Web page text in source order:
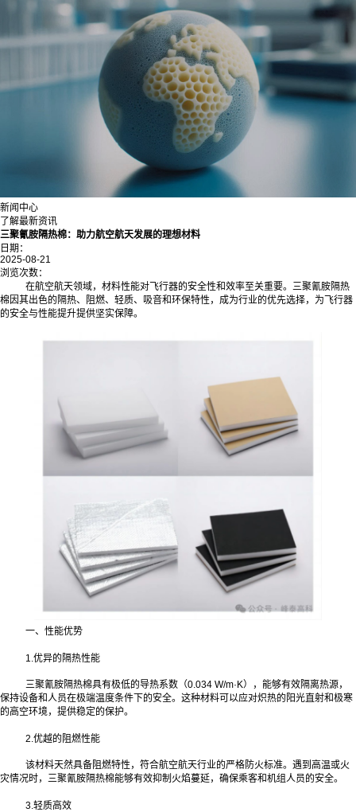
新闻中心
了解最新资讯
三聚氰胺隔热棉：助力航空航天发展的理想材料
日期：
2025-08-21
浏览次数：
在航空航天领域，材料性能对飞行器的安全性和效率至关重要。三聚氰胺隔热
棉因其出色的隔热、阻燃、轻质、吸音和环保特性，成为行业的优先选择，为飞行器
的安全与性能提升提供坚实保障。
一、性能优势
1.优异的隔热性能
三聚氰胺隔热棉具有极低的导热系数（0.034 W/m·K），能够有效隔离热源，
保持设备和人员在极端温度条件下的安全。这种材料可以应对炽热的阳光直射和极寒
的高空环境，提供稳定的保护。
2.优越的阻燃性能
该材料天然具备阻燃特性，符合航空航天行业的严格防火标准。遇到高温或火
灾情况时，三聚氰胺隔热棉能够有效抑制火焰蔓延，确保乘客和机组人员的安全。
3.轻质高效